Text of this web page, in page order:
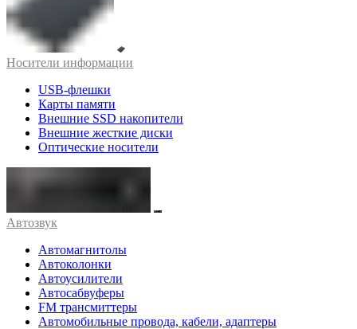
Носители информации
USB-флешки
Карты памяти
Внешние SSD накопители
Внешние жесткие диски
Оптические носители
Автозвук
Автомагнитолы
Автоколонки
Автоусилители
Автосабвуферы
FM трансмиттеры
Автомобильные провода, кабели, адаптеры